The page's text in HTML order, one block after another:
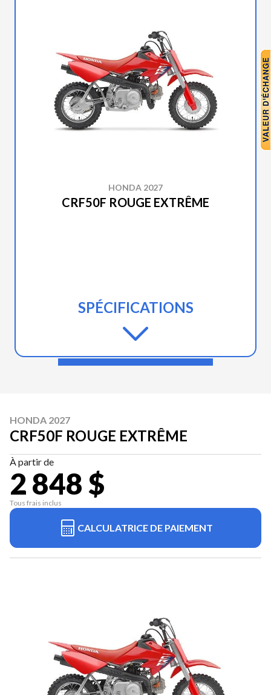
HONDA 2027
CRF50F ROUGE EXTRÊME
SPÉCIFICATIONS
HONDA 2027
CRF50F ROUGE EXTRÊME
À partir de
2 848 $
Tous frais inclus
CALCULATRICE DE PAIEMENT